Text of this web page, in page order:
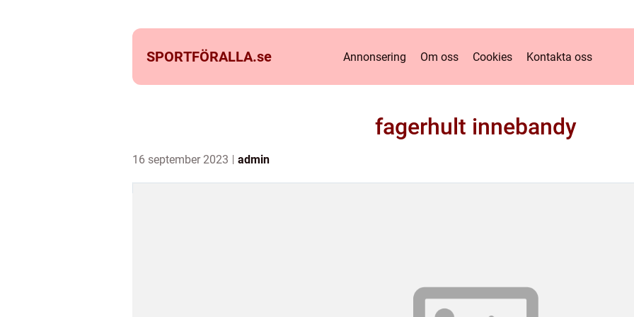
SPORTFÖRALLA.se Annonsering Om oss Cookies Kontakta oss
fagerhult innebandy
16 september 2023 admin